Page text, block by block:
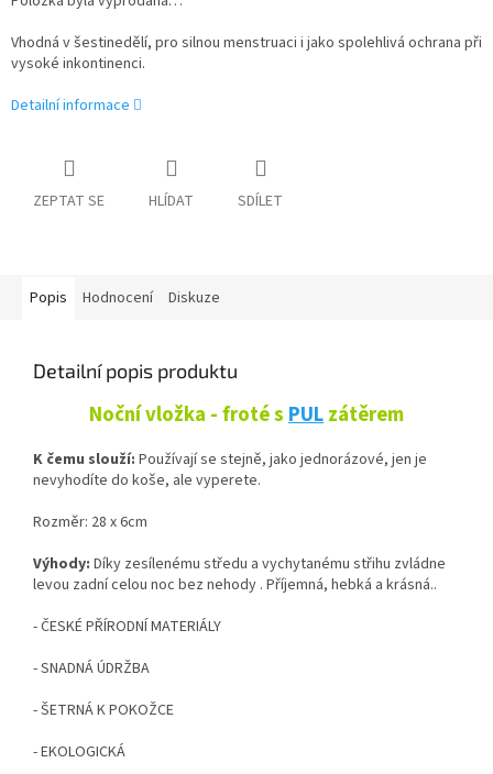
Vhodná v šestinedělí, pro silnou menstruaci i jako spolehlivá ochrana při
vysoké inkontinenci.
Detailní informace
ZEPTAT SE HLÍDAT SDÍLET
Popis Hodnocení Diskuze
Detailní popis produktu
Noční vložka - froté s PULzátěrem
K čemu slouží: Používají se stejně, jako jednorázové, jen je
nevyhodíte do koše, ale vyperete.
Rozměr: 28 x 6cm
Výhody: Díky zesílenému středu a vychytanému střihu zvládne
levou zadní celou noc bez nehody . Příjemná, hebká a krásná..
- ČESKÉ PŘÍRODNÍ MATERIÁLY
- SNADNÁ ÚDRŽBA
- ŠETRNÁ K POKOŽCE
- EKOLOGICKÁ